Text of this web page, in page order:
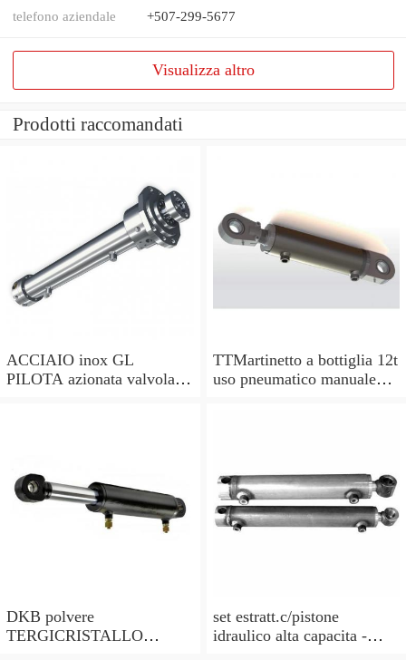
telefono aziendale +507-299-5677
Visualizza altro
Prodotti raccomandati
ACCIAIO inox GL
PILOTA azionata valvola di
TTMartinetto a bottiglia 12t
uso pneumatico manuale
DKB polvere
TERGICRISTALLO
set estratt.c/pistone
idraulico alta capacita -